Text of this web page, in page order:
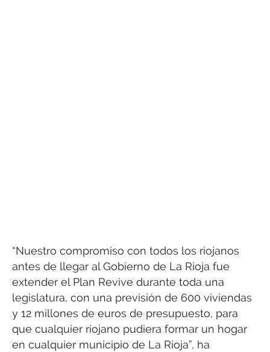
“Nuestro compromiso con todos los riojanos
antes de llegar al Gobierno de La Rioja fue
extender el Plan Revive durante toda una
legislatura, con una previsión de 600 viviendas
y 12 millones de euros de presupuesto, para
que cualquier riojano pudiera formar un hogar
en cualquier municipio de La Rioja”, ha